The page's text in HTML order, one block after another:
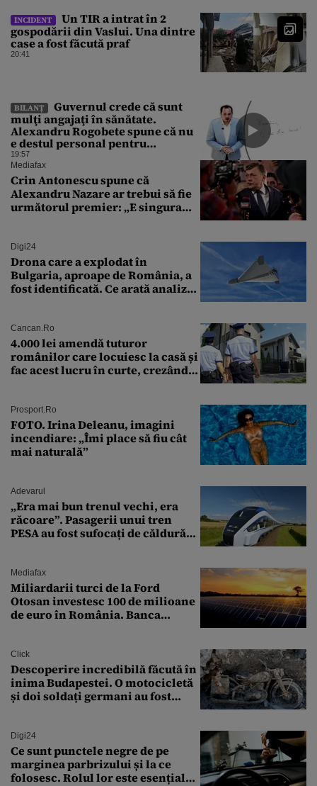
INCIDENT
Un TIR a intrat în 2
gospodării din Vaslui. Una dintre
case a fost făcută praf
20:41
BILANȚ
Guvernul crede că sunt
mulţi angajaţi în sănătate.
Alexandru Rogobete spune că nu
e destul personal pentru
combaterea infecţiilor
nosocomiale
19:57
Mediafax
Crin Antonescu spune că
Alexandru Nazare ar trebui să fie
următorul premier: „E singura
Digi24
Drona care a explodat în
Bulgaria, aproape de România, a
fost identificată. Ce arată analiza
Cancan.ro
4.000 lei amendă tuturor
românilor care locuiesc la casă și
fac acest lucru în curte, crezând
Prosport.ro
FOTO. Irina Deleanu, imagini
incendiare: „Îmi place să fiu cât
mai naturală”
Adevarul
„Era mai bun trenul vechi, era
răcoare”. Pasagerii unui tren
PESA au fost sufocați de căldură
Mediafax
Miliardarii turci de la Ford
Otosan investesc 100 de milioane
de euro în România. Banca
Click
Descoperire incredibilă făcută în
inima Budapestei. O motocicletă
și doi soldați germani au fost
Digi24
Ce sunt punctele negre de pe
marginea parbrizului și la ce
folosesc. Rolul lor este esențial